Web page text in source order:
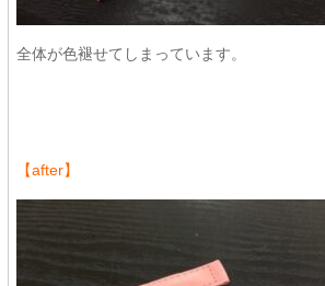
全体が色褪せてしまっています。
【after】